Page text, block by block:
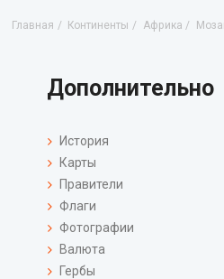
Главная Континенты Африка
Дополнительно
История
Карты
Правители
Флаги
Фотографии
Валюта
Гербы